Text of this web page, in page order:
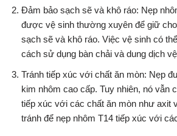
Đảm bảo sạch sẽ và khô ráo: Nẹp
được vệ sinh thường xuyên để giữ
sạch sẽ và khô ráo. Việc vệ sinh có
cách sử dụng bàn chải và dung dịch
Tránh tiếp xúc với chất ăn mòn: Nẹp
kim nhôm cao cấp. Tuy nhiên, nó vẫn
tiếp xúc với các chất ăn mòn như axit
tránh để nẹp nhôm T14 tiếp xúc với